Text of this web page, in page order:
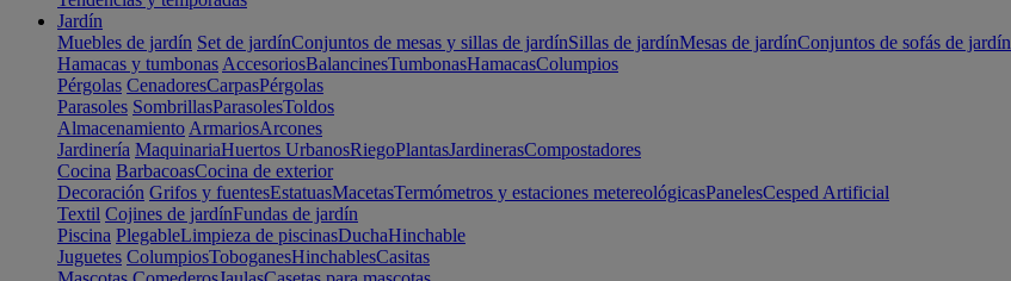
Jardín
Muebles de jardín Set de jardínConjuntos de mesas y sillas de jardínSillas de jardínMesas de jardínConjuntos de sofás de jardín
Hamacas y tumbonas AccesoriosBalancinesTumbonasHamacasColumpios
Pérgolas CenadoresCarpasPérgolas
Parasoles SombrillasParasolesToldos
Almacenamiento ArmariosArcones
Jardinería MaquinariaHuertos UrbanosRiegoPlantasJardinerasCompostadores
Cocina BarbacoasCocina de exterior
Decoración Grifos y fuentesEstatuasMacetasTermómetros y estaciones metereológicasPanelesCesped Artificial
Textil Cojines de jardínFundas de jardín
Piscina PlegableLimpieza de piscinasDuchaHinchable
Juguetes ColumpiosToboganesHinchablesCasitas